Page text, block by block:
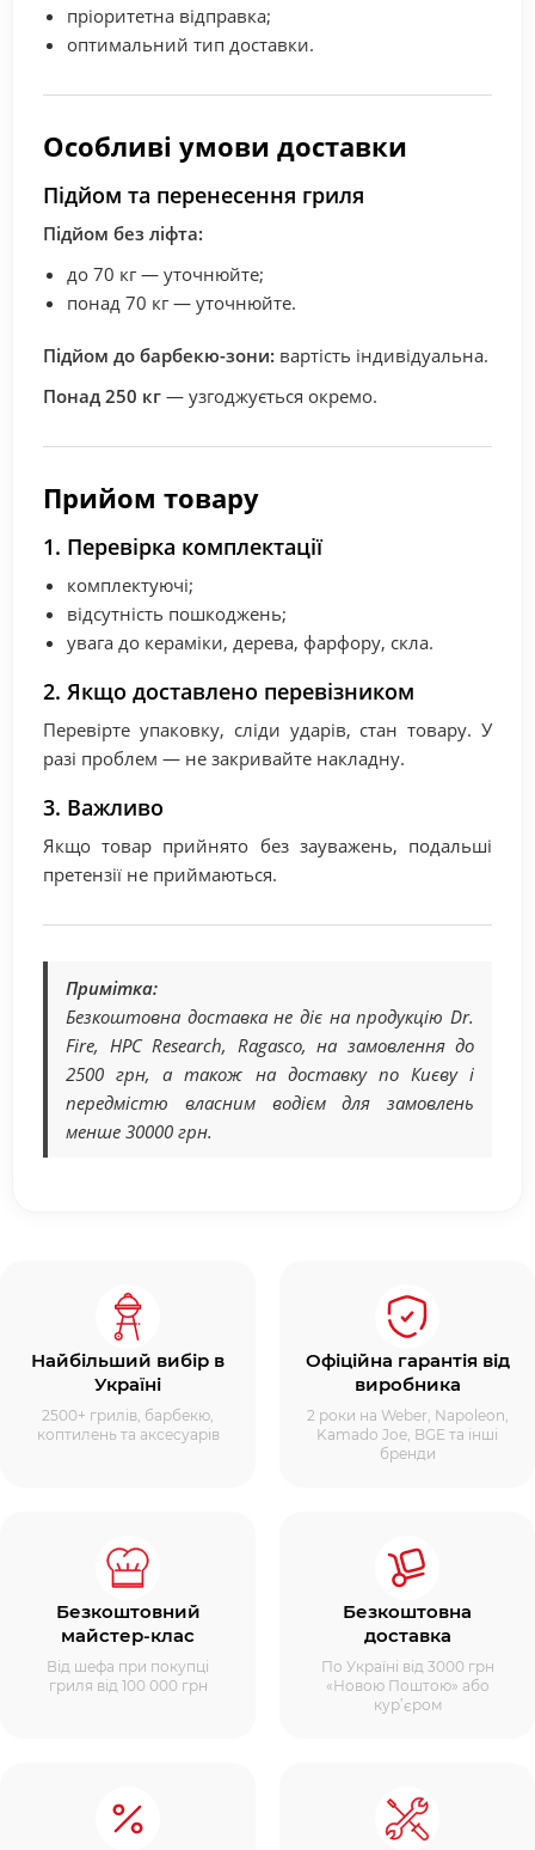
пріоритетна відправка;
оптимальний тип доставки.
Особливі умови доставки
Підйом та перенесення гриля
Підйом без ліфта:
до 70 кг — уточнюйте;
понад 70 кг — уточнюйте.
Підйом до барбекю-зони: вартість індивідуальна.
Понад 250 кг — узгоджується окремо.
Прийом товару
1. Перевірка комплектації
комплектуючі;
відсутність пошкоджень;
увага до кераміки, дерева, фарфору, скла.
2. Якщо доставлено перевізником
Перевірте упаковку, сліди ударів, стан товару. У
разі проблем — не закривайте накладну.
3. Важливо
Якщо товар прийнято без зауважень, подальші
претензії не приймаються.
Примітка:
Безкоштовна доставка не діє на продукцію Dr.
Fire, HPC Research, Ragasco, на замовлення до
2500 грн, а також на доставку по Києву і
передмістю власним водієм для замовлень
менше 30000 грн.
Найбільший вибір в
Україні
2500+ грилів, барбекю,
коптилень та аксесуарів
Офіційна гарантія від
виробника
2 роки на Weber, Napoleon,
Kamado Joe, BGE та інші
бренди
Безкоштовний
майстер-клас
Від шефа при покупці
гриля від 100 000 грн
Безкоштовна
доставка
По Україні від 3000 грн
«Новою Поштою» або
кур’єром